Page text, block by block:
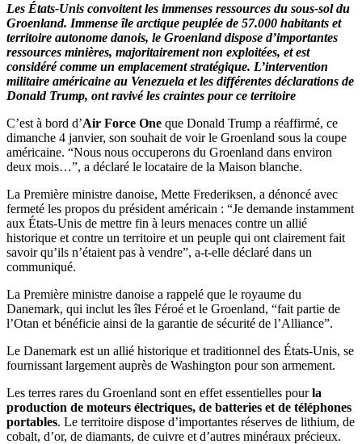
Les États-Unis convoitent les immenses ressources du sous-sol du
Groenland. Immense île arctique peuplée de 57.000 habitants et
territoire autonome danois, le Groenland dispose d’importantes
ressources minières, majoritairement non exploitées, et est
considéré comme un emplacement stratégique. L’intervention
militaire américaine au Venezuela et les différentes déclarations de
Donald Trump, ont ravivé les craintes pour ce territoire
C’est à bord d’Air Force One que Donald Trump a réaffirmé, ce
dimanche 4 janvier, son souhait de voir le Groenland sous la coupe
américaine. “Nous nous occuperons du Groenland dans environ
deux mois…”, a déclaré le locataire de la Maison blanche.
La Première ministre danoise, Mette Frederiksen, a dénoncé avec
fermeté les propos du président américain : “Je demande instamment
aux États-Unis de mettre fin à leurs menaces contre un allié
historique et contre un territoire et un peuple qui ont clairement fait
savoir qu’ils n’étaient pas à vendre”, a-t-elle déclaré dans un
communiqué.
La Première ministre danoise a rappelé que le royaume du
Danemark, qui inclut les îles Féroé et le Groenland, “fait partie de
l’Otan et bénéficie ainsi de la garantie de sécurité de l’Alliance”.
Le Danemark est un allié historique et traditionnel des États-Unis, se
fournissant largement auprès de Washington pour son armement.
Les terres rares du Groenland sont en effet essentielles pourla
production de moteurs électriques, de batteries et de téléphones
portables. Le territoire dispose d’importantes réserves de lithium, de
cobalt, d’or, de diamants, de cuivre et d’autres minéraux précieux.